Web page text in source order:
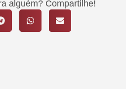
alguém? Compartilhe!